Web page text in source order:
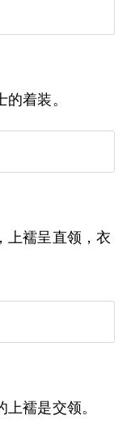
着装。
上襦呈直领，衣
襦是交领。